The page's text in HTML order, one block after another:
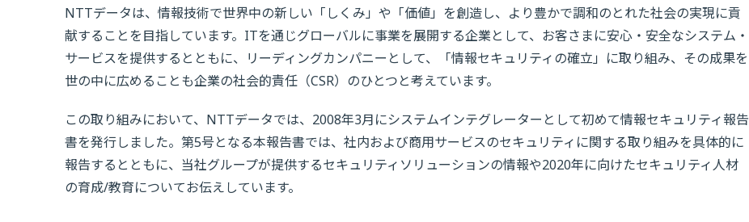
NTTデータは、情報技術で世界中の新しい「しくみ」や「価値」を創造し、より豊かで調和のとれた社会の実現に貢
献することを目指しています。ITを通じグローバルに事業を展開する企業として、お客さまに安心・安全なシステム・
サービスを提供するとともに、リーディングカンパニーとして、「情報セキュリティの確立」に取り組み、その成果を
世の中に広めることも企業の社会的責任（CSR）のひとつと考えています。
この取り組みにおいて、NTTデータでは、2008年3月にシステムインテグレーターとして初めて情報セキュリティ報告
書を発行しました。第5号となる本報告書では、社内および商用サービスのセキュリティに関する取り組みを具体的に
報告するとともに、当社グループが提供するセキュリティソリューションの情報や2020年に向けたセキュリティ人材
の育成/教育についてお伝えしています。